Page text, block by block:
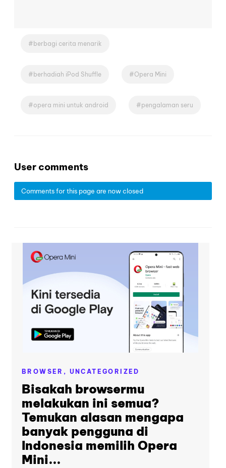
berbagi cerita menarik
berhadiah iPod Shuffle Opera Mini
opera mini untuk android pengalaman seru
User comments
Comments for this page are now closed
BROWSER, UNCATEGORIZED
Bisakah browsermu
melakukan ini semua?
Temukan alasan mengapa
banyak pengguna di
Indonesia memilih Opera
Mini...